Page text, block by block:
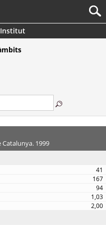
1999
41
167
94
1,03
2,00